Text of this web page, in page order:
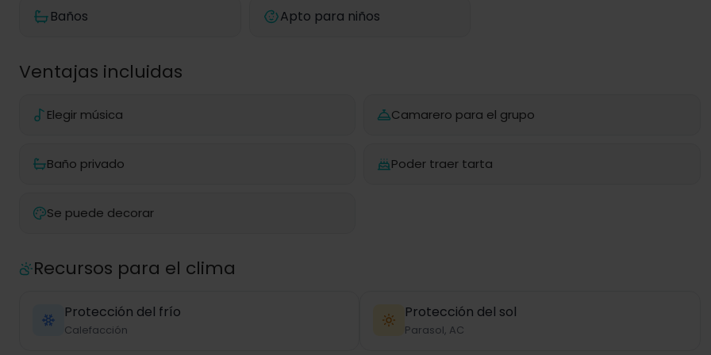
Baños Apto para niños
Ventajas incluidas
Elegir música Camarero para el grupo
Baño privado Poder traer tarta
Se puede decorar
Recursos para el clima
Protección del frío
Calefacción
Protección del sol
Parasol, AC